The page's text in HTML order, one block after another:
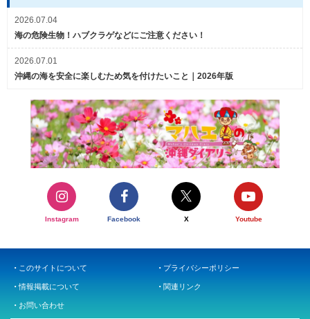
2026.07.04
海の危険生物！ハブクラゲなどにご注意ください！
2026.07.01
沖縄の海を安全に楽しむため気を付けたいこと｜2026年版
Instagram Facebook X Youtube
このサイトについて プライバシーポリシー
情報掲載について 関連リンク
お問い合わせ